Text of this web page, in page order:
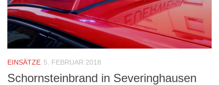
EINSÄTZE 5. FEBRUAR 2018
Schornsteinbrand in Severinghausen